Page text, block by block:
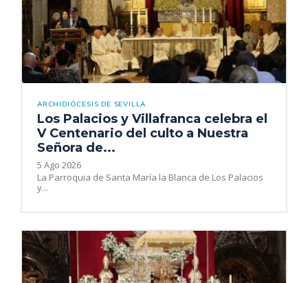
ARCHIDIÓCESIS DE SEVILLA
Los Palacios y Villafranca celebra el
V Centenario del culto a Nuestra
Señora de...
5 Ago 2026
La Parroquia de Santa María la Blanca de Los Palacios
y...